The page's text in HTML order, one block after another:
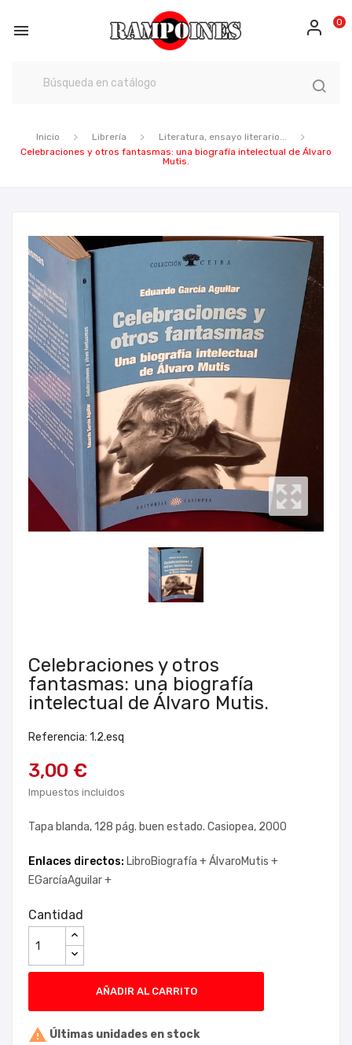
 0
Inicio Librería
Literatura, ensayo literario...
Celebraciones y otros fantasmas: una biografía intelectual de Álvaro
Mutis.
Celebraciones y otros
fantasmas: una biografía
intelectual de Álvaro Mutis.
Referencia: 1.2.esq
3,00 €
Impuestos incluidos
Tapa blanda, 128 pág. buen estado. Casiopea, 2000
Enlaces directos: LibroBiografía +ÁlvaroMutis +
EGarcíaAguilar +
Cantidad
AÑADIR AL CARRITO
 Últimas unidades en stock